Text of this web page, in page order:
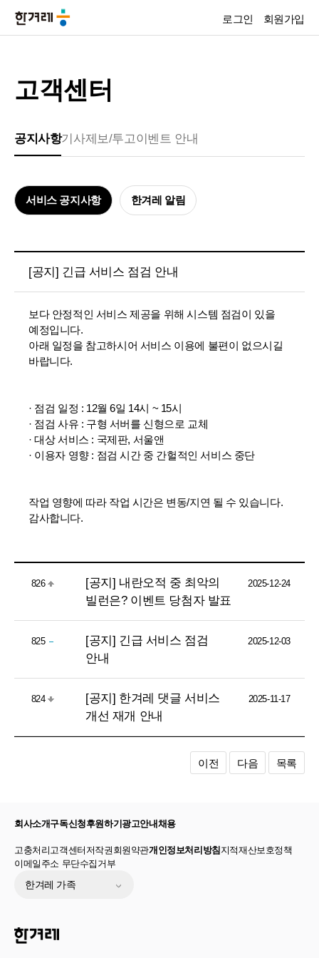
로그인 회원가입
고객센터
공지사항기사제보/투고이벤트 안내
서비스 공지사항 한겨레 알림
[공지] 긴급 서비스 점검 안내
보다 안정적인 서비스 제공을 위해 시스템 점검이 있을
예정입니다.
아래 일정을 참고하시어 서비스 이용에 불편이 없으시길
바랍니다.
· 점검 일정 : 12월 6일 14시 ~ 15시
· 점검 사유 : 구형 서버를 신형으로 교체
· 대상 서비스 : 국제판, 서울앤
· 이용자 영향 : 점검 시간 중 간헐적인 서비스 중단
작업 영향에 따라 작업 시간은 변동/지연 될 수 있습니다.
감사합니다.
826
[공지] 내란오적 중 최악의
빌런은? 이벤트 당첨자 발표
2025-12-24
825
[공지] 긴급 서비스 점검
안내
2025-12-03
824
[공지] 한겨레 댓글 서비스
개선 재개 안내
2025-11-17
이전 다음 목록
회사소개구독신청후원하기 광고안내채용
고충처리고객센터 저작권 회원약관개인정보처리방침 지적재산보호정책
이메일주소 무단수집거부
한겨레 가족